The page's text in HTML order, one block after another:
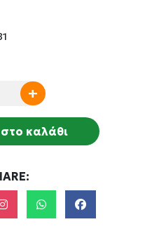
+
καλάθι